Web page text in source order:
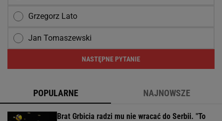
Grzegorz Lato
Jan Tomaszewski
NASTĘPNE PYTANIE
POPULARNE NAJNOWSZE
Brat Grbicia radzi mu nie wracać do Serbii. "To